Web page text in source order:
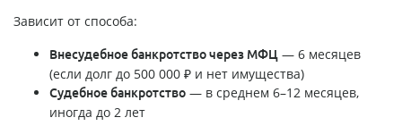
Зависит от способа:
Внесудебное банкротство через МФЦ — 6 месяцев
(если долг до 500 000 ₽ и нет имущества)
Судебное банкротство — в среднем 6–12 месяцев,
иногда до 2 лет